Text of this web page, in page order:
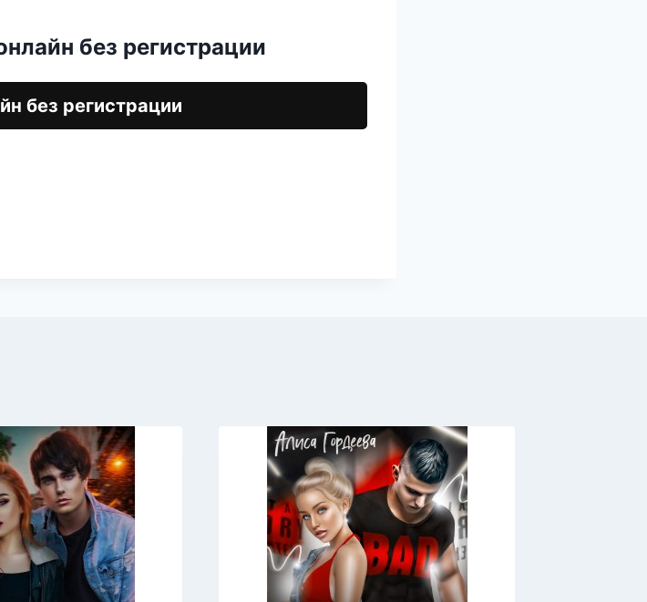
без регистрации
без регистрации